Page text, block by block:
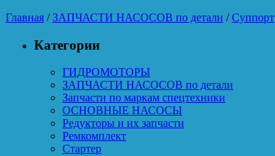
Главная /ЗАПЧАСТИ НАСОСОВ по детали /Суппорт
Категории
ГИДРОМОТОРЫ
ЗАПЧАСТИ НАСОСОВ по детали
Запчасти по маркам спецтехники
ОСНОВНЫЕ НАСОСЫ
Редукторы и их запчасти
Ремкомплект
Стартер